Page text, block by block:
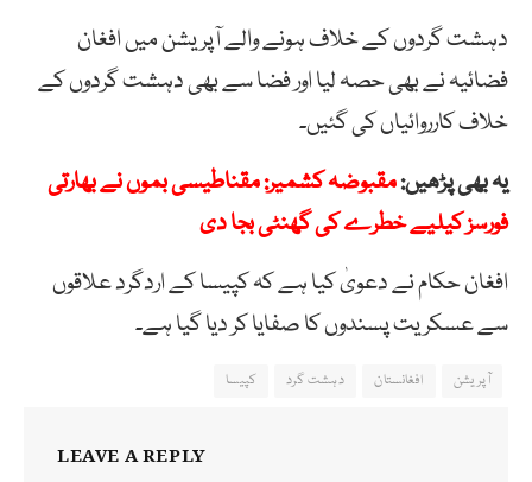
دہشت گردوں کے خلاف ہونے والے آپریشن میں افغان
فضائیہ نے بھی حصہ لیا اور فضا سے بھی دہشت گردوں کے
خلاف کارروائیاں کی گئیں۔
یہ بھی پڑھیں:مقبوضہ کشمیر: مقناطیسی بموں نے بھارتی
فورسز کیلیے خطرے کی گھنٹی بجا دی
افغان حکام نے دعویٰ کیا ہے کہ کپیسا کے اردگرد علاقوں
سے عسکریت پسندوں کا صفایا کر دیا گیا ہے۔
آپریشن افغانستان دہشت گرد کپیسا
LEAVE A REPLY